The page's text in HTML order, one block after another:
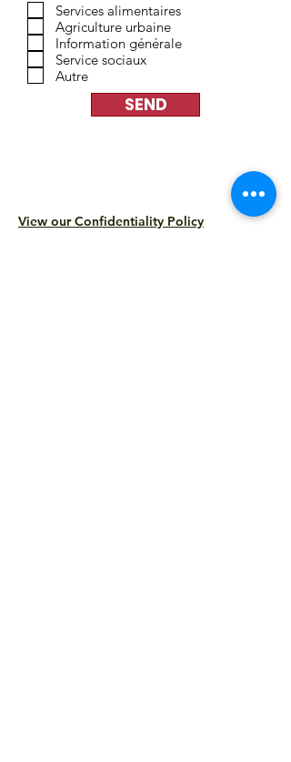
Services alimentaires
Agriculture urbaine
Information générale
Service sociaux
Autre
SEND
View our Confidentiality Policy